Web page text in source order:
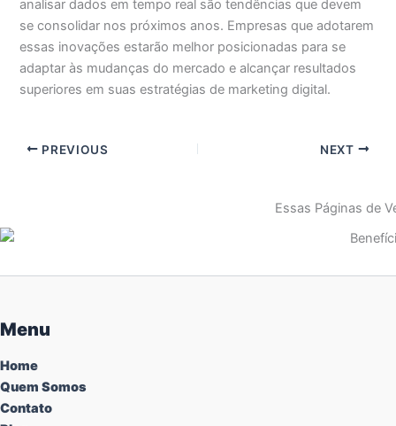
analisar dados em tempo real são tendências que devem
se consolidar nos próximos anos. Empresas que adotarem
essas inovações estarão melhor posicionadas para se
adaptar às mudanças do mercado e alcançar resultados
superiores em suas estratégias de marketing digital.
PREVIOUS NEXT
Essas Páginas de
Menu
Home
Quem Somos
Contato